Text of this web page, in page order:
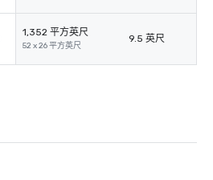
1,352 平方英尺
52 x 26 平方英尺
9.5 英尺